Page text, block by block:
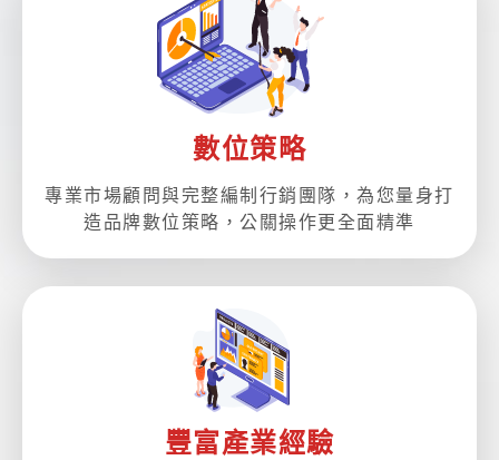
數位策略
專業市場顧問與完整編制行銷團隊，為您量身打
造品牌數位策略，公關操作更全面精準
豐富產業經驗